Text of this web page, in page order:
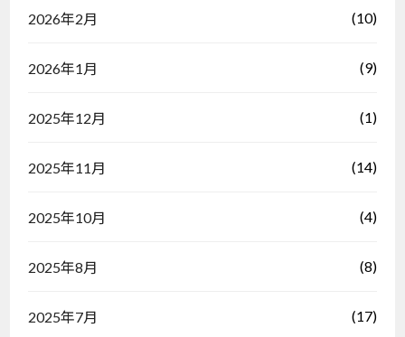
2026年2月 (10)
2026年1月 (9)
2025年12月 (1)
2025年11月 (14)
2025年10月 (4)
2025年8月 (8)
2025年7月 (17)